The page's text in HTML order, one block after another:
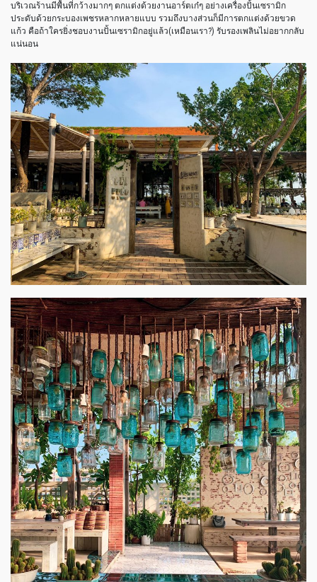
บริเวณร้านมีพื้นที่กว้างมากๆ ตกแต่งด้วยงานอาร์ตเก๋ๆ อย่างเครื่องปั้นเซรามิก
ประดับด้วยกระบองเพชรหลากหลายแบบ รวมถึงบางส่วนก็มีการตกแต่งด้วยขวด
แก้ว คือถ้าใครยิ่งชอบงานปั้นเซรามิกอยู่แล้ว(เหมือนเรา?) รับรองเพลินไม่อยากกลับ
แน่นอน